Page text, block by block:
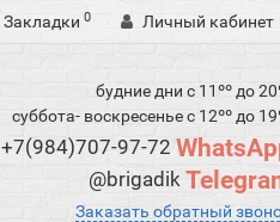
Закладки 0 Личный кабинет
будние дни с 11ºº до
суббота- воскресенье с 12ºº до
+7(984)707-97-72
@brigadik
Заказать обратный